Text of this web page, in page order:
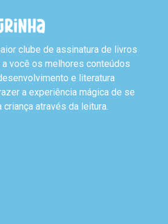
clube de assinatura de livros
você os melhores conteúdos
e literatura
a experiência mágica de se
criança através da leitura.